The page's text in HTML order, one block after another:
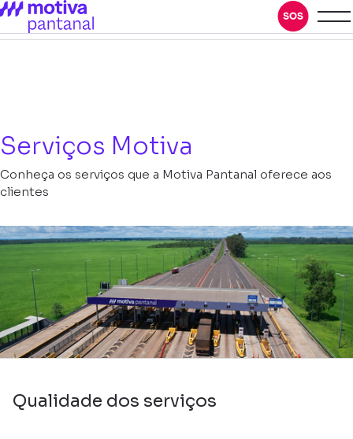
Serviços Motiva
Conheça os serviços que a Motiva Pantanal oferece aos
clientes
Qualidade dos serviços